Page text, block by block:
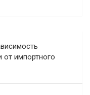
от импортного